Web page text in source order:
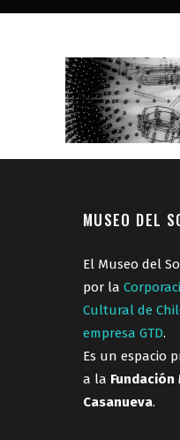
MUSEO DEL
El Museo del
por la
Cultural de
empresa GTD.
Es un espacio
a la Fundación
Casanueva.